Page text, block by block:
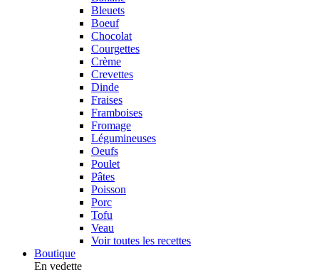
Bleuets
Boeuf
Chocolat
Courgettes
Crème
Crevettes
Dinde
Fraises
Framboises
Fromage
Légumineuses
Oeufs
Poulet
Pâtes
Poisson
Porc
Tofu
Veau
Voir toutes les recettes
Boutique
En vedette